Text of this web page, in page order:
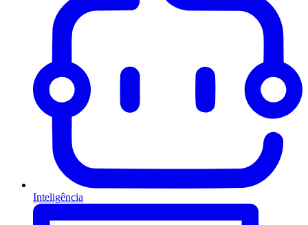
Inteligência